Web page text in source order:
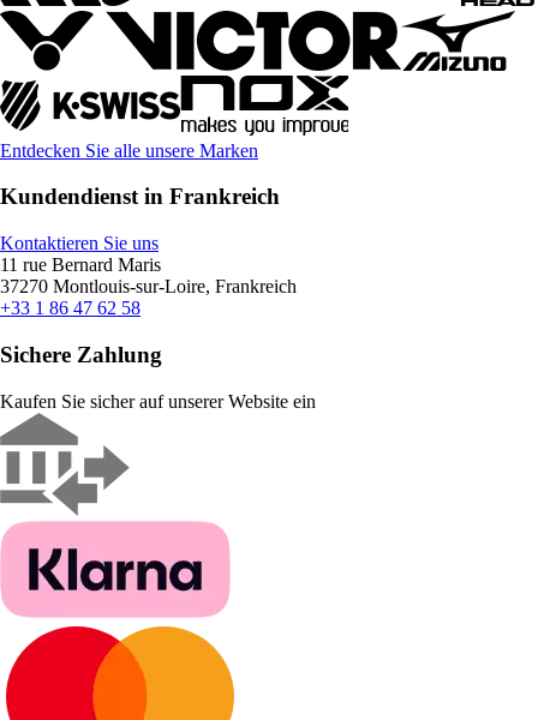
Entdecken Sie alle unsere Marken
Kundendienst in Frankreich
Kontaktieren Sie uns
11 rue Bernard Maris
37270 Montlouis-sur-Loire, Frankreich
+33 1 86 47 62 58
Sichere Zahlung
Kaufen Sie sicher auf unserer Website ein